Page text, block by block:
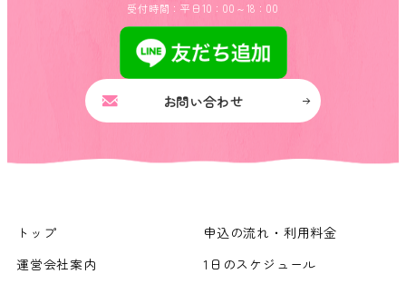
受付時間：平日10：00～18：00
お問い合わせ
トップ
運営会社案内
申込の流れ・利用料金
1日のスケジュール